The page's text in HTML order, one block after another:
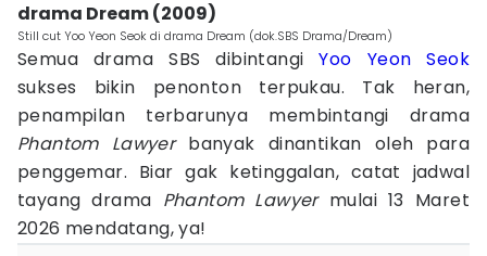
drama Dream (2009)
Still cut Yoo Yeon Seok di drama Dream (dok.SBS Drama/Dream)
Semua drama SBS dibintangiYoo Yeon Seok
sukses bikin penonton terpukau. Tak heran,
penampilan terbarunya membintangi drama
Phantom Lawyerbanyak dinantikan oleh para
penggemar. Biar gak ketinggalan, catat jadwal
tayang drama Phantom Lawyer mulai 13 Maret
2026 mendatang, ya!